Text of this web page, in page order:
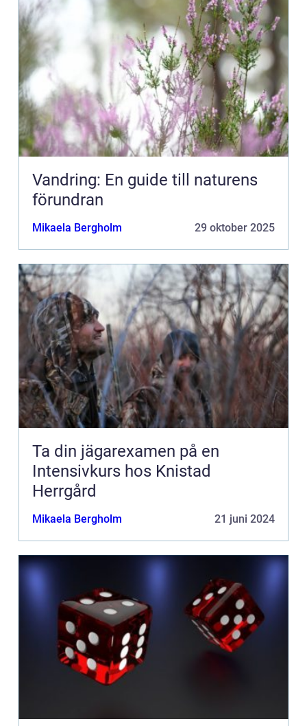
Vandring: En guide till naturens
förundran
Mikaela Bergholm 29 oktober 2025
Ta din jägarexamen på en
Intensivkurs hos Knistad
Herrgård
Mikaela Bergholm 21 juni 2024